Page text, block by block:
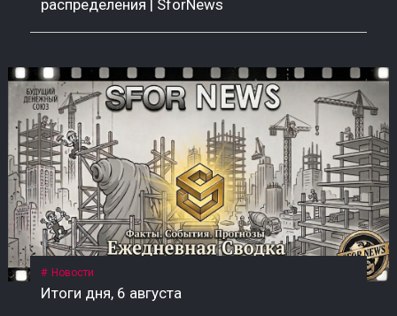
распределения | SforNews
Новости
Итоги дня, 6 августа